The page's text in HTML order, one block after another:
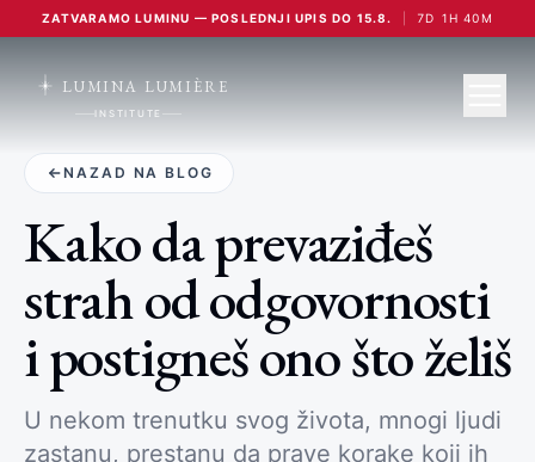
ZATVARAMO LUMINU — POSLEDNJI UPIS DO 15.8. 7D 1H40M
LUMINA LUMIÈRE
INSTITUTE
NAZAD NA BLOG
Kako da prevaziđeš
strah od odgovornosti
i postigneš ono što želiš
U nekom trenutku svog života, mnogi ljudi
zastanu, prestanu da prave korake koji ih